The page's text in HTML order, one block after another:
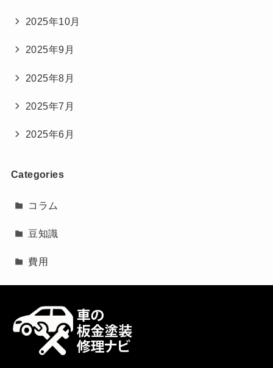
2025年10月
2025年9月
2025年8月
2025年7月
2025年6月
Categories
コラム
豆知識
費用